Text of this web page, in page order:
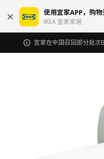
使用宜家APP，购
IKEA 宜家家居
宜家在中国召回部分批次